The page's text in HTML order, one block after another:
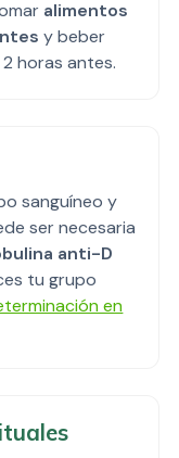
alimentos
y beber
horas antes.
sanguíneo y
ser necesaria
anti-D
tu grupo
en